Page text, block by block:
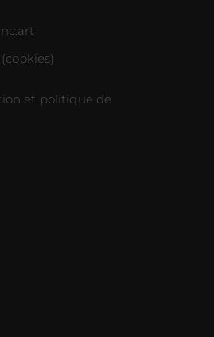
et politique de